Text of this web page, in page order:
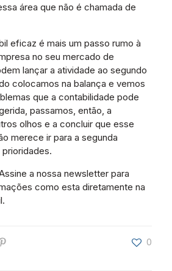
área que não é chamada de
eficaz é mais um passo rumo à
no seu mercado de
lançar a atividade ao segundo
colocamos na balança e vemos
que a contabilidade pode
passamos, então, a
olhos e a concluir que esse
merece ir para a segunda
a nossa newsletter para
como esta diretamente na
0